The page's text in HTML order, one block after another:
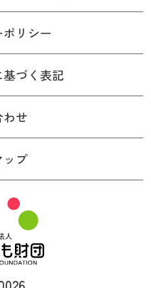
リシー
づく表記
わせ
ップ